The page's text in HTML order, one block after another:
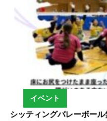
イベント
シッティングバレーボール